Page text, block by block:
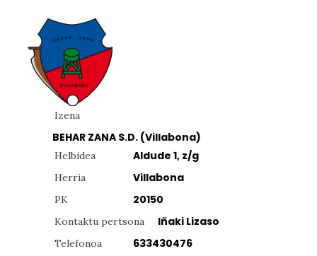
Izena
BEHAR ZANA S.D. (Villabona)
Helbidea Aldude 1, z/g
Herria Villabona
PK 20150
Kontaktu pertsona Iñaki Lizaso
Telefonoa 633430476